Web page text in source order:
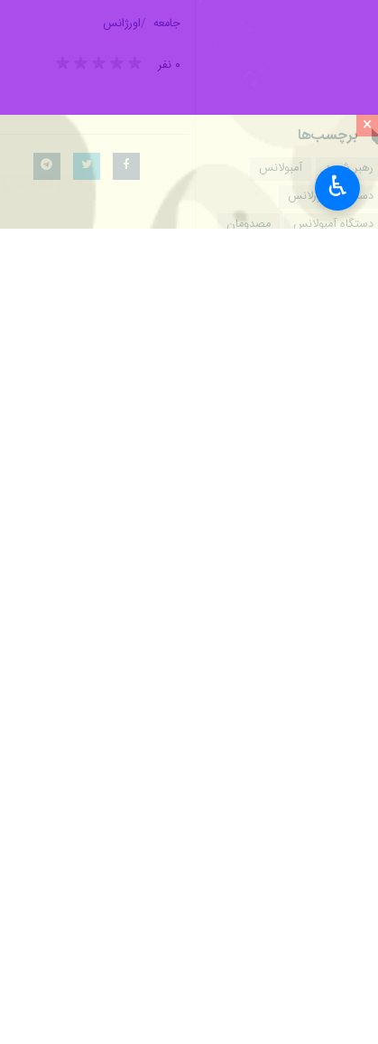
×
جامعه اورژانس
۰ نفر
برچسب‌ها
رهبر شهید
آمبولانس
دستگاه موتورلانس
دستگاه آمبولانس
مصدومان
♿︎